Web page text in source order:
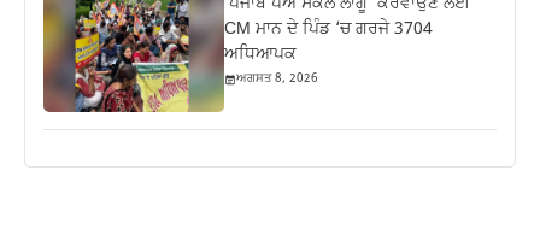
‘ਪੰਜਾਬ ਪੇਅ ਸਕੇਲ ਲਾਗੂ’ ਕਰਵਾਉਣ ਲਈ
CM ਮਾਨ ਦੇ ਪਿੰਡ ‘ਚ ਗਰਜੇ 3704
ਅਧਿਆਪਕ
ਅਗਸਤ 8, 2026